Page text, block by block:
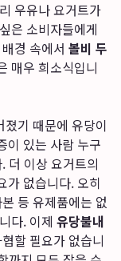
우유나 요거트가
은 소비자들에게
경 속에서 볼비 두
매우 희소식입니
기 때문에 유당이
이 있는 사람 누구
더 이상 요거트의
가 없습니다. 오히
등 유제품에는 없
다. 이제 유당불내
할 필요가 없습니